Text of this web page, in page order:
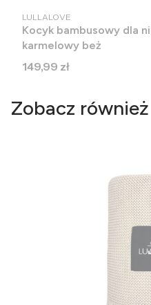
PRODUCENT
LULLALOVE
Kocyk bambusowy dla
karmelowy beż
Cena
149,99 zł
Zobacz również